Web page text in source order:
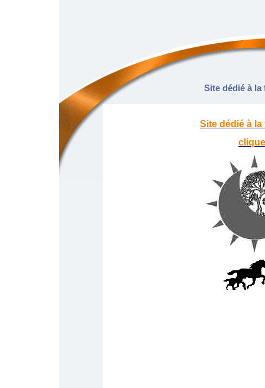
Site dédié à
Site dédié à